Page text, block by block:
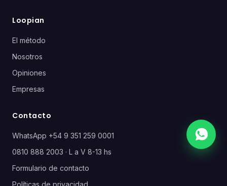
Loopian
El método
Nosotros
Opiniones
Empresas
Contacto
WhatsApp +54 9 351 259 0001
0810 888 2003 · L a V 8-13 hs
Formulario de contacto
Políticas de privacidad